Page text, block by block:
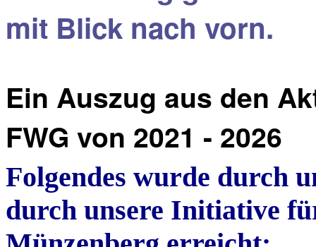
mit Blick nach vorn.
Ein Auszug aus den
FWG von 2021 - 2026
Folgendes wurde durch
durch unsere Initiative